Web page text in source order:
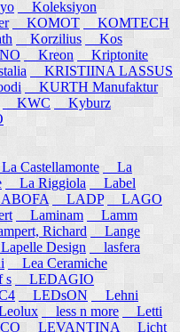
Koleksiyon
KOMOT
KOMTECH
Korzilius
Kos
Kreon
Kriptonite
KRISTIINA LASSUS
KURTH Manufaktur
KWC
Kyburz
Castellamonte
La
La Riggiola
Label
LADP
LAGO
Laminam
Lamm
Richard
Lange
Design
lasfera
Lea Ceramiche
s
LEDAGIO
LEDsON
Lehni
less n more
Letti
LEVANTINA
Licht